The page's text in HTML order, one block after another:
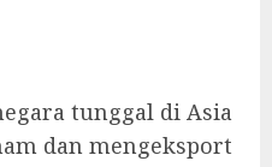
tunggal di Asia
dan mengeksport